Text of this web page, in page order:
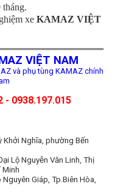
xe KAMAZ VIỆT
VIỆT NAM
và phụ tùng KAMAZ chính
- 0938.197.015
Khởi Nghĩa, phường Bến
Lộ Nguyễn Văn Linh, Thị
Minh
Giáp, Tp.Biên Hòa,